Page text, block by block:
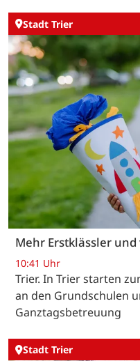
Stadt Trier
Mehr Erstklässler
10:41 Uhr
Trier. In Trier starten
an den Grundschulen
Ganztagsbetreuung
Stadt Trier